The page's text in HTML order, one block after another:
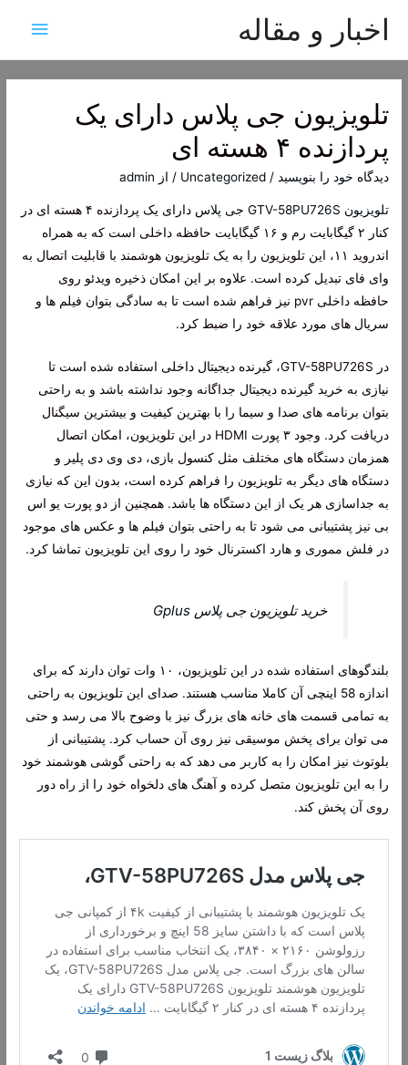
اخبار و مقاله
اصلی
تلویزیون جی پلاس دارای یک
پردازنده ۴ هسته ای
دیدگاه‌ خود را بنویسید /
Uncategorized/ از admin
تلویزیون GTV-58PU726S جی پلاس
دارای یک پردازنده ۴ هسته ای در
کنار ۲ گیگابایت رم و ۱۶ گیگابایت حافظه داخلی است که به همراه
اندروید ۱۱، این تلویزیون را به یک تلویزیون هوشمند با قابلیت اتصال به
وای فای تبدیل کرده است. علاوه بر این امکان ذخیره ویدئو روی
حافظه داخلی pvr نیز فراهم شده است تا به سادگی بتوان فیلم ها و
سریال های مورد علاقه خود را ضبط کرد.
در GTV-58PU726S، گیرنده دیجیتال داخلی استفاده شده است تا
نیازی به خرید گیرنده دیجیتال جداگانه وجود نداشته باشد و به راحتی
بتوان برنامه های صدا و سیما را با بهترین کیفیت و بیشترین سیگنال
دریافت کرد. وجود ۳ پورت HDMI در این تلویزیون، امکان اتصال
همزمان دستگاه های مختلف مثل کنسول بازی، دی وی دی پلیر و
دستگاه های دیگر به تلویزیون را فراهم کرده است، بدون این که نیازی
به جداسازی هر یک از این دستگاه ها باشد. همچنین از دو پورت یو اس
بی نیز پشتیبانی می شود تا به راحتی بتوان فیلم ها و عکس های موجود
در فلش مموری و هارد اکسترنال خود را روی این تلویزیون تماشا کرد.
خرید تلویزیون جی پلاس Gplus
بلندگوهای استفاده شده در این تلویزیون، ۱۰ وات توان دارند که برای
اندازه 58 اینچی آن کاملا مناسب هستند. صدای این تلویزیون به راحتی
به تمامی قسمت های خانه های بزرگ نیز با وضوح بالا می رسد و حتی
می توان برای پخش موسیقی نیز روی آن حساب کرد. پشتیبانی از
بلوتوث نیز امکان را به کاربر می دهد که به راحتی گوشی هوشمند خود
را به این تلویزیون متصل کرده و آهنگ های دلخواه خود را از راه دور
روی آن پخش کند.